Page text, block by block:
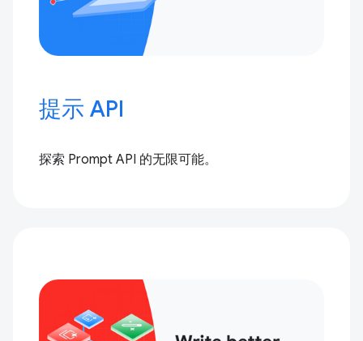
提示 API
探索 Prompt API 的无限可能。